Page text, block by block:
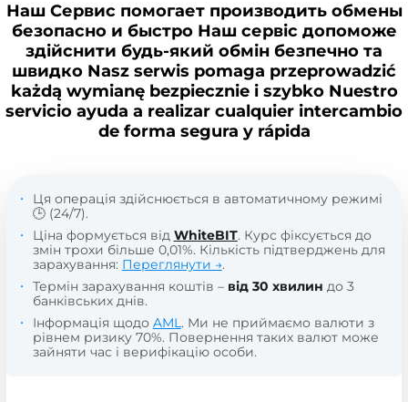
Наш Сервис помогает производить обмены
безопасно и быстро Наш сервіс допоможе
здійснити будь-який обмін безпечно та
швидко Nasz serwis pomaga przeprowadzić
każdą wymianę bezpiecznie i szybko Nuestro
servicio ayuda a realizar cualquier intercambio
de forma segura y rápida
Ця операція здійснюється в автоматичному режимі
🕒 (24/7).
Ціна формується від WhiteBIT. Курс фіксується до
змін трохи більше 0,01%. Кількість підтверджень для
зарахування: Переглянути →.
Термін зарахування коштів – від 30 хвилин до 3
банківських днів.
Інформація щодо AML. Ми не приймаємо валюти з
рівнем ризику 70%. Повернення таких валют може
зайняти час і верифікацію особи.